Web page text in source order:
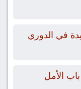
في الدوري
الأمل